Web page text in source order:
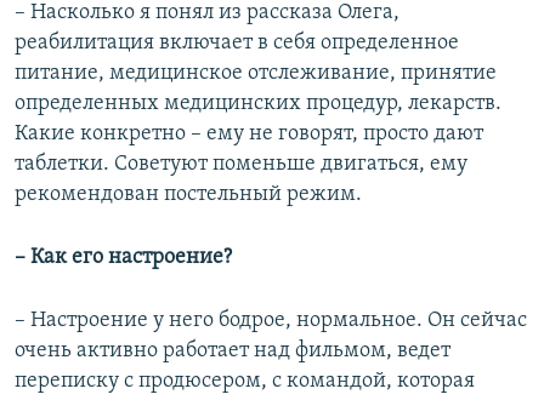
– Насколько я понял из рассказа Олега,
реабилитация включает в себя определенное
питание, медицинское отслеживание, принятие
определенных медицинских процедур, лекарств.
Какие конкретно – ему не говорят, просто дают
таблетки. Советуют поменьше двигаться, ему
рекомендован постельный режим.
– Как его настроение?
– Настроение у него бодрое, нормальное. Он сейчас
очень активно работает над фильмом, ведет
переписку с продюсером, с командой, которая